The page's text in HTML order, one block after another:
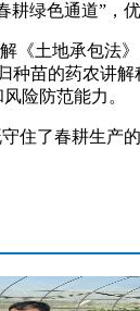
绿色通道”，
土地承包法
苗的药农讲
险防范能力。
了春耕生产